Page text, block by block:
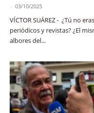
- 03/10/2025
VÍCTOR SUÁREZ - ¿Tú no
periódicos y revistas? ¿El
albores del...